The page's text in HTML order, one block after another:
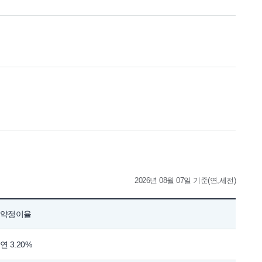
2026년 08월 07일 기준(연,세전)
약정이율
연 3.20%